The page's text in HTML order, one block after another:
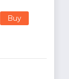
Buy